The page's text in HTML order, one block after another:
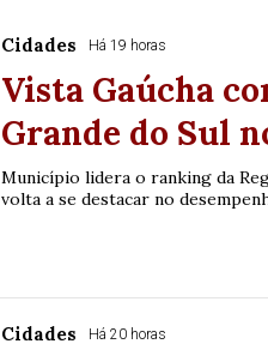
Cidades Há 19 horas
Vista Gaúcha
Grande do Sul
Município lidera o ranking da
volta a se destacar no
Cidades Há 20 horas